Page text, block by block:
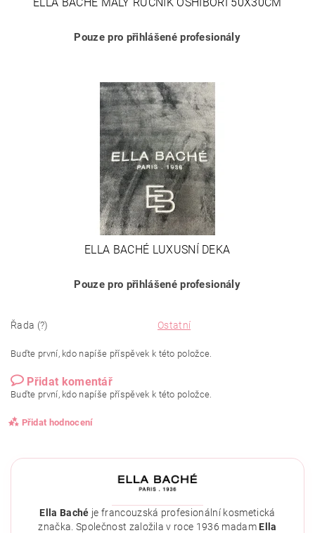
Pouze pro přihlášené profesionály
ELLA BACHÉ LUXUSNÍ DEKA
Pouze pro přihlášené profesionály
Řada (?) Ostatní
Buďte první, kdo napíše příspěvek k této položce.
Přidat komentář
Buďte první, kdo napíše příspěvek k této položce.
Přidat hodnocení
Ella Baché je francouzská profesionální kosmetická
značka. Společnost založila v roce 1936 madam Ella